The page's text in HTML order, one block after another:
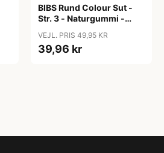
BIBS Rund Colour Sut -
Str. 3 - Naturgummi -
Petrol
VEJL. PRIS 49,95 KR
39,96 kr